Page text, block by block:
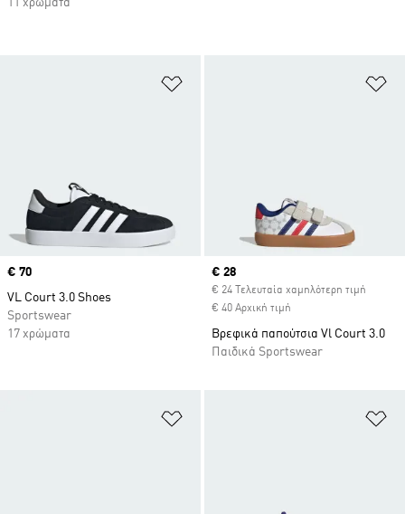
Προσθήκη στη Λίστα Επιθυμιών
Price
€ 70
VL Court 3.0 Shoes
Sportswear
17 χρώματα
Current price
€ 28
€ 24 Τελευταία χαμηλότερη τιμή
€ 40 Αρχική τιμή
Βρεφικά παπούτσια Vl Court 3.0
Παιδικά Sportswear
Προσθήκη στη Λίστα Επιθυμιών
11 χρώματα